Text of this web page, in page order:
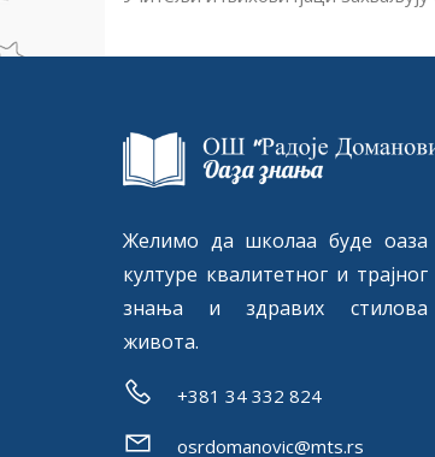
Желимо да школаа буде оаза
културе квалитетног и трајног
знања и здравих стилова
живота.
+381 34 332 824
osrdomanovic@mts.rs